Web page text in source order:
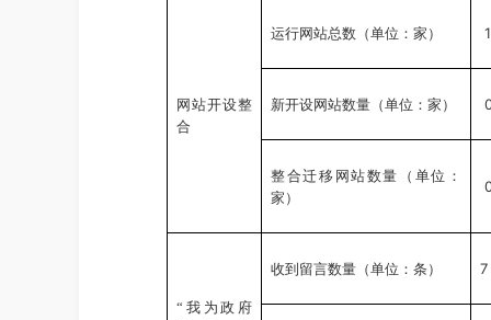
网站开设整
合
运行网站总数（单位：家） 1
新开设网站数量（单位：家）
整合迁移网站数量（单位：
家）
“我为政府
收到留言数量（单位：条） 7